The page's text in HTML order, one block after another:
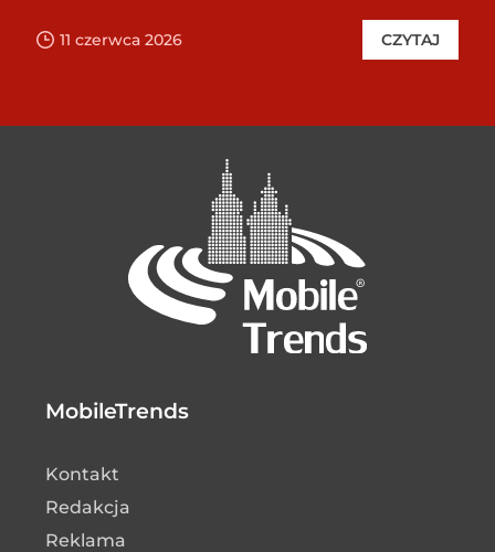
11 czerwca 2026 CZYTAJ
MobileTrends
Kontakt
Redakcja
Reklama